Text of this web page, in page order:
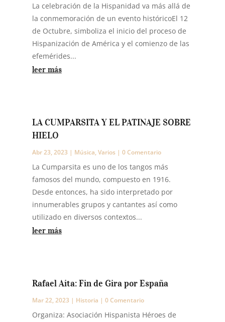
La celebración de la Hispanidad va más allá de
la conmemoración de un evento históricoEl 12
de Octubre, simboliza el inicio del proceso de
Hispanización de América y el comienzo de las
efemérides...
leer más
LA CUMPARSITA Y EL PATINAJE SOBRE
HIELO
Abr 23, 2023 | Música,Varios| 0 Comentario
La Cumparsita es uno de los tangos más
famosos del mundo, compuesto en 1916.
Desde entonces, ha sido interpretado por
innumerables grupos y cantantes así como
utilizado en diversos contextos...
leer más
Rafael Aita: Fin de Gira por España
Mar 22, 2023 | Historia | 0 Comentario
Organiza: Asociación Hispanista Héroes de